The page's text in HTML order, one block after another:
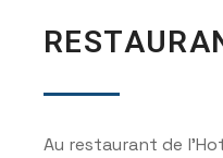
Au restaurant de